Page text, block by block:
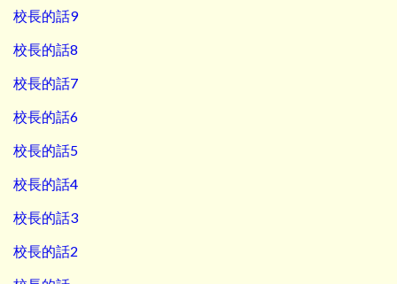
校長的話9
校長的話8
校長的話7
校長的話6
校長的話5
校長的話4
校長的話3
校長的話2